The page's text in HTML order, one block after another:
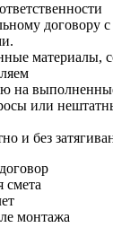
договору
материалы,
на
или
и без
смета
монтажа